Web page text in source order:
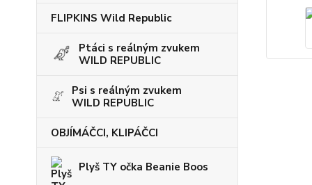
FLIPKINS Wild Republic
Ptáci s reálným zvukem
WILD REPUBLIC
Psi s reálným zvukem
WILD REPUBLIC
OBJÍMÁČCI, KLIPÁČCI
Plyš TY očka Beanie Boos